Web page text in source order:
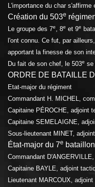
L'importance du char
Création du 503e
Le groupe des 7e, 8e et 9e
l'ont connu. Ce fut, par
apportant la finesse de son
Du fait de son chef, le 503e se
ORDRE DE BATAILLE
Etat-major du régiment
Commandant H. MICHEL,
Capitaine PÉROCHE, adjoint
Capitaine SEMELAIGNE,
Sous-lieutenant MINET,
État-major du 7e
Commandant
Capitaine BAYLE, adjoint
Lieutenant MARCOUX, adjoint